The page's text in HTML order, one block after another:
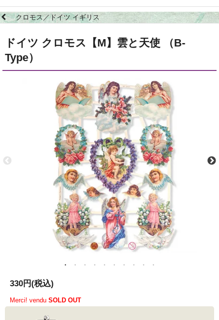
クロモス／ドイツ イギリス
ドイツ クロモス【M】雲と天使 （B-
Type）
330円(税込)
Merci! vendu SOLD OUT